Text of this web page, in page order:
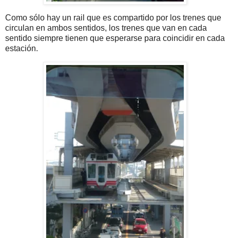
Como sólo hay un rail que es compartido por los trenes que
circulan en ambos sentidos, los trenes que van en cada
sentido siempre tienen que esperarse para coincidir en cada
estación.